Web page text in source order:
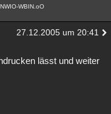
WBIN.oO
27.12.2005 um 20:41
lässt und weiter